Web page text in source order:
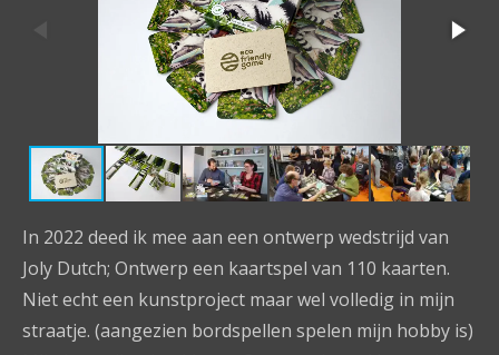
In 2022 deed ik mee aan een ontwerp wedstrijd van
Joly Dutch; Ontwerp een kaartspel van 110 kaarten.
Niet echt een kunstproject maar wel volledig in mijn
straatje. (aangezien bordspellen spelen mijn hobby is)